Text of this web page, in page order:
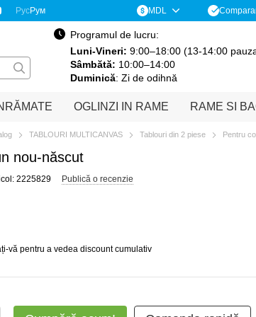
РусРум MDL
Programul de lucru:
Luni-Vineri: 9:00–18:00 (13-14:00
Sâmbătă: 10:00–14:00
Duminică: Zi de odihnă
OGLINZI IN RAME RAME SI
TABLOURI MULTICANVAS Tablouri din 2 piese Pentru
nou-născut
2225829 Publică o recenzie
vă pentru a vedea discount cumulativ